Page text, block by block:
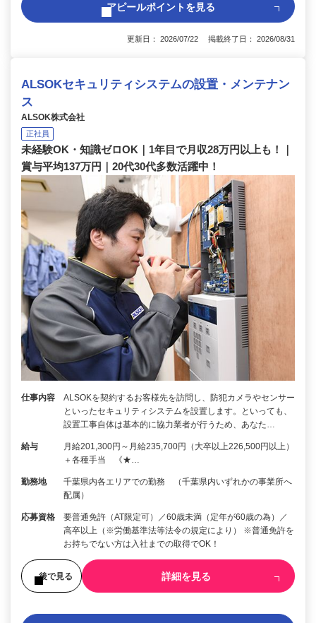
アピールポイントを見る
更新日： 2026/07/22 掲載終了日： 2026/08/31
ALSOKセキュリティシステムの設置・メンテナン
ス
ALSOK株式会社
正社員
未経験OK・知識ゼロOK｜1年目で月収28万円以上も！｜
賞与平均137万円｜20代30代多数活躍中！
仕事内容
ALSOKを契約するお客様先を訪問し、防犯カメラやセンサー
といったセキュリティシステムを設置します。といっても、
設置工事自体は基本的に協力業者が行うため、あなた…
給与
月給201,300円～月給235,700円（大卒以上226,500円以上）
＋各種手当 《★…
勤務地
千葉県内各エリアでの勤務 （千葉県内いずれかの事業所へ
配属）
応募資格
要普通免許（AT限定可）／60歳未満（定年が60歳の為）／
高卒以上（※労働基準法等法令の規定により） ※普通免許を
お持ちでない方は入社までの取得でOK！
後で見る 詳細を見る